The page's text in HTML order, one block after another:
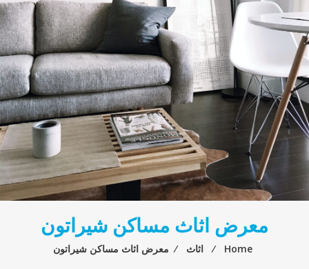
معرض اثاث مساكن شيراتون
Home
⁄ اثاث ⁄ معرض اثاث مساكن شيراتون